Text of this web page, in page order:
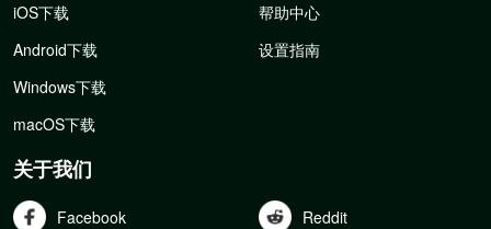
iOS下载
Android下载
Windows下载
macOS下载
帮助中心
设置指南
关于我们
Facebook Reddit